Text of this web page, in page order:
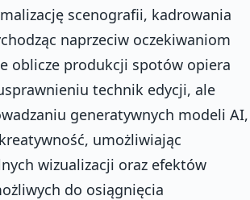
scenografii, kadrowania
naprzeciw oczekiwaniom
oblicze produkcji spotów opiera
technik edycji, ale
generatywnych modeli AI,
umożliwiając
wizualizacji oraz efektów
do osiągnięcia